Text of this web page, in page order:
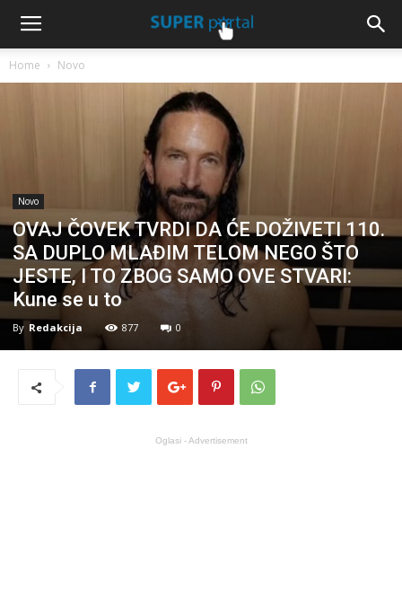
Home Novo
Novo
OVAJ ČOVEK TVRDI DA ĆE DOŽIVETI 110.
SA DUPLO MLAĐIM TELOM NEGO ŠTO
JESTE, I TO ZBOG SAMO OVE STVARI:
Kune se u to
By Redakcija 877 0
Oglasi - Advertisement